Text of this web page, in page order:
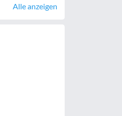
Alle anzeigen